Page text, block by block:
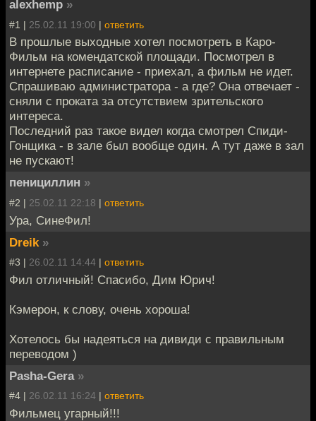
alexhemp »
#1 | 25.02.11 19:00 | ответить
В прошлые выходные хотел посмотреть в Каро-
Фильм на комендатской площади. Посмотрел в
интернете расписание - приехал, а фильм не идет.
Спрашиваю администратора - а где? Она отвечает -
сняли с проката за отсутствием зрительского
интереса.
Последний раз такое видел когда смотрел Спиди-
Гонщика - в зале был вообще один. А тут даже в зал
не пускают!
пенициллин »
#2 | 25.02.11 22:18 | ответить
Ура, СинеФил!
Dreik »
#3 | 26.02.11 14:44 | ответить
Фил отличный! Спасибо, Дим Юрич!
Кэмерон, к слову, очень хороша!
Хотелось бы надеяться на дивиди с правильным
переводом )
Pasha-Gera »
#4 | 26.02.11 16:24 | ответить
Фильмец угарный!!!